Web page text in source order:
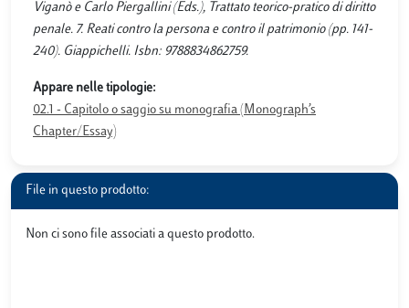
Viganò e Carlo Piergallini (Eds.), Trattato teorico-pratico di diritto
penale. 7. Reati contro la persona e contro il patrimonio (pp. 141-
240). Giappichelli. Isbn: 9788834862759.
Appare nelle tipologie:
02.1 - Capitolo o saggio su monografia (Monograph’s
Chapter/Essay)
File in questo prodotto:
Non ci sono file associati a questo prodotto.